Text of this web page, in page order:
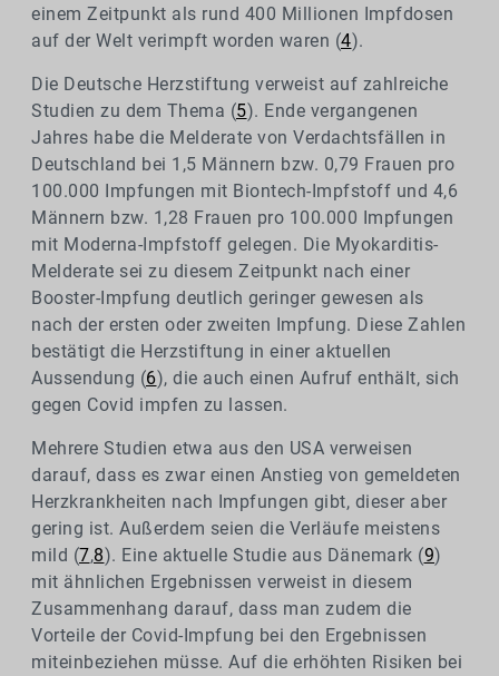
einem Zeitpunkt als rund 400 Millionen Impfdosen
auf der Welt verimpft worden waren (4).
Die Deutsche Herzstiftung verweist auf zahlreiche
Studien zu dem Thema (5). Ende vergangenen
Jahres habe die Melderate von Verdachtsfällen in
Deutschland bei 1,5 Männern bzw. 0,79 Frauen pro
100.000 Impfungen mit Biontech-Impfstoff und 4,6
Männern bzw. 1,28 Frauen pro 100.000 Impfungen
mit Moderna-Impfstoff gelegen. Die Myokarditis-
Melderate sei zu diesem Zeitpunkt nach einer
Booster-Impfung deutlich geringer gewesen als
nach der ersten oder zweiten Impfung. Diese Zahlen
bestätigt die Herzstiftung in einer aktuellen
Aussendung (6), die auch einen Aufruf enthält, sich
gegen Covid impfen zu lassen.
Mehrere Studien etwa aus den USA verweisen
darauf, dass es zwar einen Anstieg von gemeldeten
Herzkrankheiten nach Impfungen gibt, dieser aber
gering ist. Außerdem seien die Verläufe meistens
mild (7,8). Eine aktuelle Studie aus Dänemark (9)
mit ähnlichen Ergebnissen verweist in diesem
Zusammenhang darauf, dass man zudem die
Vorteile der Covid-Impfung bei den Ergebnissen
miteinbeziehen müsse. Auf die erhöhten Risiken bei